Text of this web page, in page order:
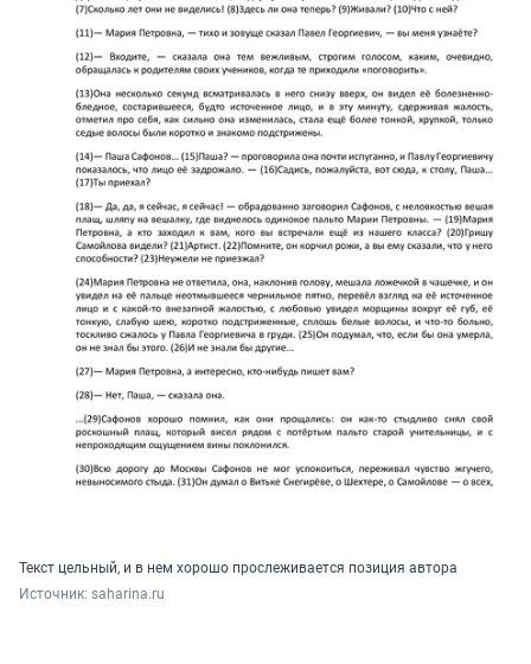
Текст цельный, и в нем хорошо прослеживается позиция автора
Источник: saharina.ru